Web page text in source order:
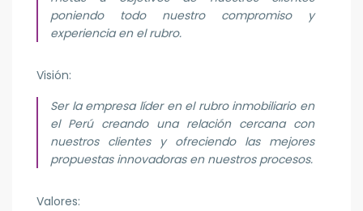
poniendo todo nuestro compromiso y
experiencia en el rubro.
Visión:
Ser la empresa líder en el rubro inmobiliario en
el Perú creando una relación cercana con
nuestros clientes y ofreciendo las mejores
propuestas innovadoras en nuestros procesos.
Valores: